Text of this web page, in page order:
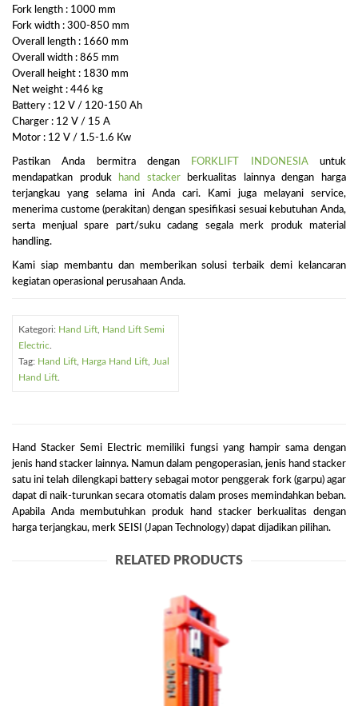
Fork length : 1000 mm
Fork width : 300-850 mm
Overall length : 1660 mm
Overall width : 865 mm
Overall height : 1830 mm
Net weight : 446 kg
Battery : 12 V / 120-150 Ah
Charger : 12 V / 15 A
Motor : 12 V / 1.5-1.6 Kw
Pastikan Anda bermitra dengan FORKLIFT INDONESIAuntuk
mendapatkan produk
hand stackerberkualitas lainnya dengan harga
terjangkau yang selama ini Anda cari. Kami juga melayani service,
menerima custome (perakitan) dengan spesifikasi sesuai kebutuhan Anda,
serta menjual spare part/suku cadang segala merk produk material
handling.
Kami siap membantu dan memberikan solusi terbaik demi kelancaran
kegiatan operasional perusahaan Anda.
Kategori: Hand Lift Hand Lift Semi
Electric
Tag: Hand Lift Harga Hand Lift
Jual
Hand Lift
Hand Stacker Semi Electric memiliki fungsi yang hampir sama dengan
jenis hand stacker lainnya. Namun dalam pengoperasian, jenis hand stacker
satu ini telah dilengkapi battery sebagai motor penggerak fork (garpu) agar
dapat di naik-turunkan secara otomatis dalam proses memindahkan beban.
Apabila Anda membutuhkan produk hand stacker berkualitas dengan
harga terjangkau, merk SEISI (Japan Technology) dapat dijadikan pilihan.
RELATED PRODUCTS